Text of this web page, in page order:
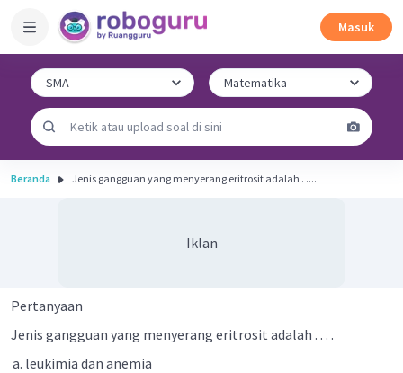
Masuk
Beranda Jenis gangguan yang menyerang eritrosit adalah . ....
Iklan
Pertanyaan
Jenis gangguan yang menyerang eritrosit adalah . . . .
leukimia dan anemia